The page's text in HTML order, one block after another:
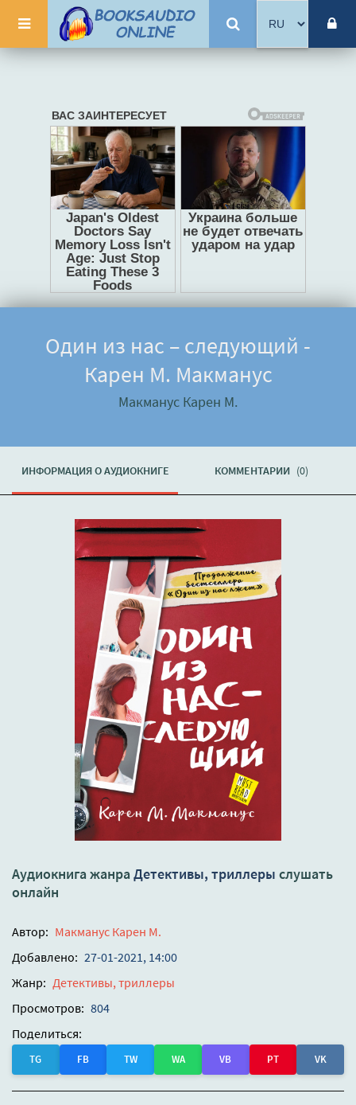
Один из нас – следующий -
Карен М. Макманус
Макманус Карен М.
ИНФОРМАЦИЯ О АУДИОКНИГЕ КОММЕНТАРИИ (0)
Аудиокнига жанра Детективы, триллеры слушать
онлайн
Автор: Макманус Карен М.
Добавлено: 27-01-2021, 14:00
Жанр: Детективы, триллеры
Просмотров: 804
Поделиться:
TG FB TW WA VB PT VK